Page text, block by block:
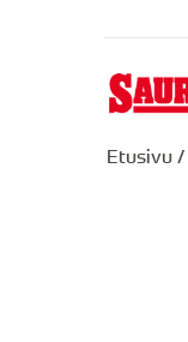
Etusivu /